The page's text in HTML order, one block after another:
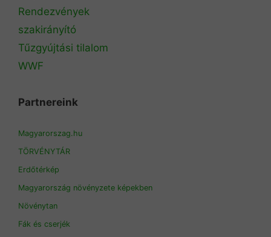
Rendezvények
szakirányító
Tűzgyújtási tilalom
WWF
Partnereink
Magyarorszag.hu
TÖRVÉNYTÁR
Erdőtérkép
Magyarország növényzete képekben
Növénytan
Fák és cserjék